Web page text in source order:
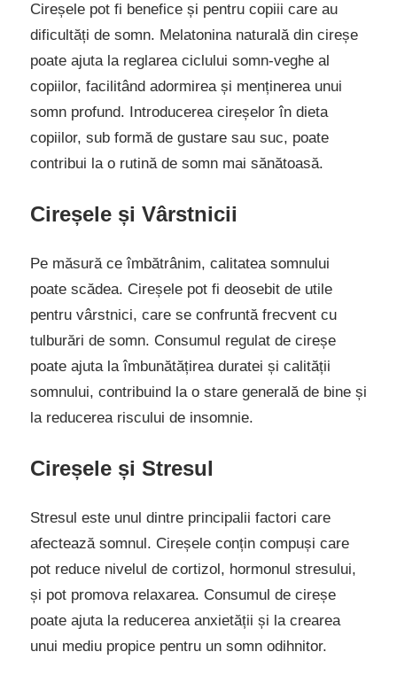
Cireșele pot fi benefice și pentru copiii care au
dificultăți de somn. Melatonina naturală din cireșe
poate ajuta la reglarea ciclului somn-veghe al
copiilor, facilitând adormirea și menținerea unui
somn profund. Introducerea cireșelor în dieta
copiilor, sub formă de gustare sau suc, poate
contribui la o rutină de somn mai sănătoasă.
Cireșele și Vârstnicii
Pe măsură ce îmbătrânim, calitatea somnului
poate scădea. Cireșele pot fi deosebit de utile
pentru vârstnici, care se confruntă frecvent cu
tulburări de somn. Consumul regulat de cireșe
poate ajuta la îmbunătățirea duratei și calității
somnului, contribuind la o stare generală de bine și
la reducerea riscului de insomnie.
Cireșele și Stresul
Stresul este unul dintre principalii factori care
afectează somnul. Cireșele conțin compuși care
pot reduce nivelul de cortizol, hormonul stresului,
și pot promova relaxarea. Consumul de cireșe
poate ajuta la reducerea anxietății și la crearea
unui mediu propice pentru un somn odihnitor.